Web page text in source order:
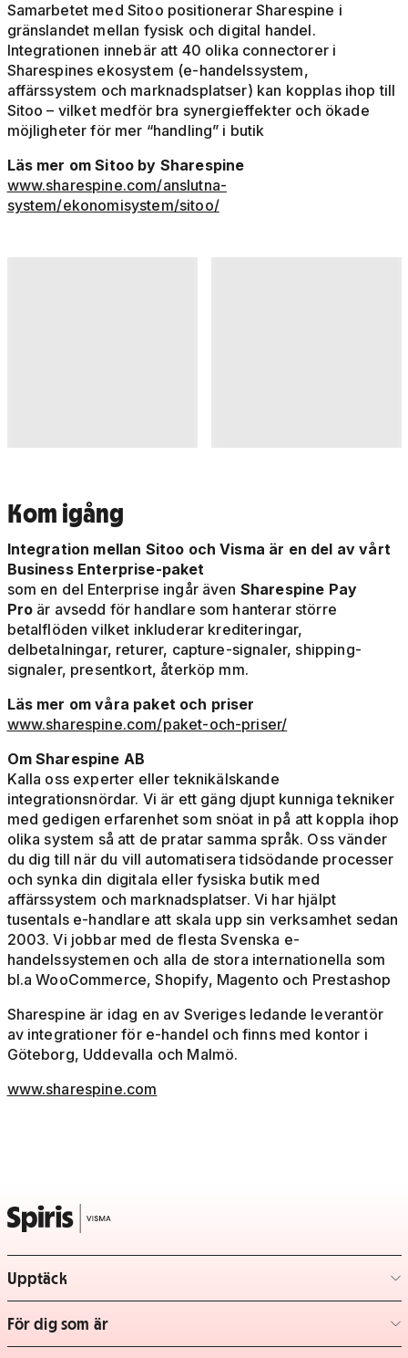
Samarbetet med Sitoo positionerar Sharespine i
gränslandet mellan fysisk och digital handel.
Integrationen innebär att 40 olika connectorer i
Sharespines ekosystem (e-handelssystem,
affärssystem och marknadsplatser) kan kopplas ihop till
Sitoo – vilket medför bra synergieffekter och ökade
möjligheter för mer “handling” i butik
Läs mer om Sitoo by Sharespine
www.sharespine.com/anslutna-
system/ekonomisystem/sitoo/
Kom igång
Integration mellan Sitoo och Visma är en del av vårt
Business Enterprise-paket
som en del Enterprise ingår även Sharespine Pay
Proär avsedd för handlare som hanterar större
betalflöden vilket inkluderar krediteringar,
delbetalningar, returer, capture-signaler, shipping-
signaler, presentkort, återköp mm.
Läs mer om våra paket och priser
www.sharespine.com/paket-och-priser/
Om Sharespine AB
Kalla oss experter eller teknikälskande
integrationsnördar. Vi är ett gäng djupt kunniga tekniker
med gedigen erfarenhet som snöat in på att koppla ihop
olika system så att de pratar samma språk. Oss vänder
du dig till när du vill automatisera tidsödande processer
och synka din digitala eller fysiska butik med
affärssystem och marknadsplatser. Vi har hjälpt
tusentals e-handlare att skala upp sin verksamhet sedan
2003. Vi jobbar med de flesta Svenska e-
handelssystemen och alla de stora internationella som
bl.a WooCommerce, Shopify, Magento och Prestashop
Sharespine är idag en av Sveriges ledande leverantör
av integrationer för e-handel och finns med kontor i
Göteborg, Uddevalla och Malmö.
www.sharespine.com
Upptäck
– klicka för att expandera lista
För dig som är
– klicka för att expandera lista